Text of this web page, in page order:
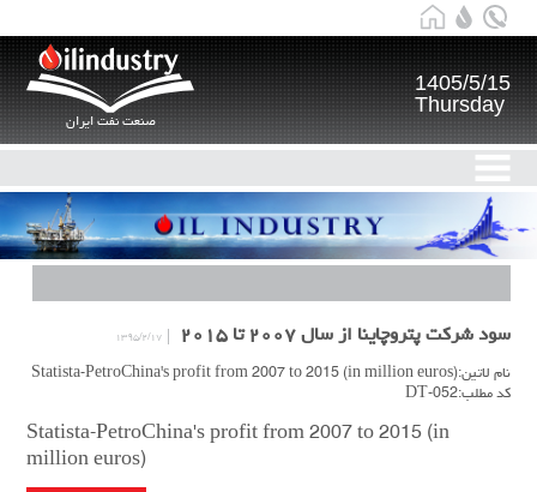
صنعت نفت ایران
1405/5/15
Thursday
سود شرکت پتروچاینا از سال ۲۰۰۷ تا ۲۰۱۵ ۱۳۹۵/۲/۱۷
نام لاتین:Statista-PetroChina's profit from 2007 to 2015 (in million euros)
کد مطلب:DT-052
Statista-PetroChina's profit from 2007 to 2015 (in
million euros)